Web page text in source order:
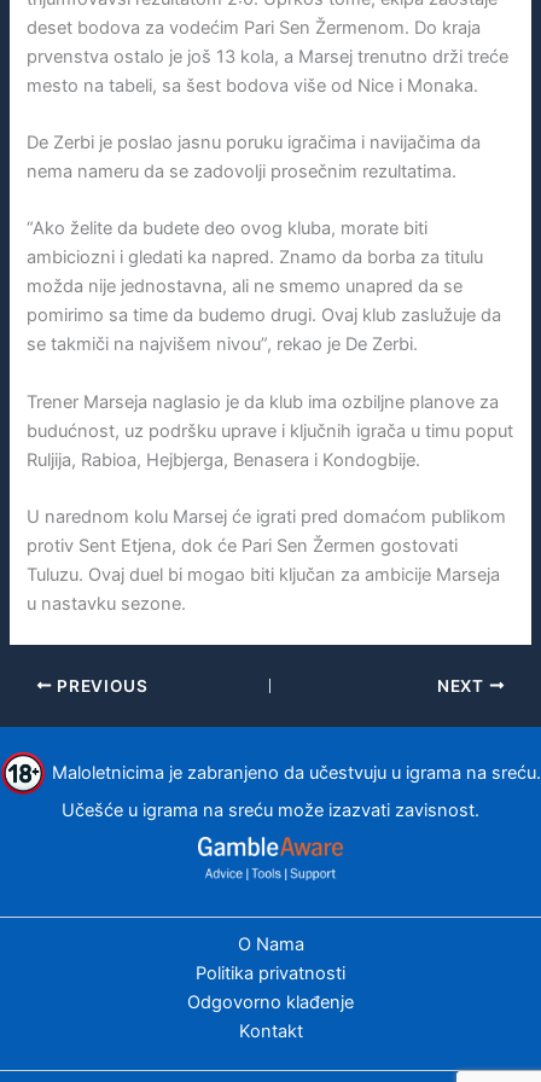
deset bodova za vodećim Pari Sen Žermenom. Do kraja
prvenstva ostalo je još 13 kola, a Marsej trenutno drži treće
mesto na tabeli, sa šest bodova više od Nice i Monaka.
De Zerbi je poslao jasnu poruku igračima i navijačima da
nema nameru da se zadovolji prosečnim rezultatima.
“Ako želite da budete deo ovog kluba, morate biti
ambiciozni i gledati ka napred. Znamo da borba za titulu
možda nije jednostavna, ali ne smemo unapred da se
pomirimo sa time da budemo drugi. Ovaj klub zaslužuje da
se takmiči na najvišem nivou”, rekao je De Zerbi.
Trener Marseja naglasio je da klub ima ozbiljne planove za
budućnost, uz podršku uprave i ključnih igrača u timu poput
Ruljija, Rabioa, Hejbjerga, Benasera i Kondogbije.
U narednom kolu Marsej će igrati pred domaćom publikom
protiv Sent Etjena, dok će Pari Sen Žermen gostovati
Tuluzu. Ovaj duel bi mogao biti ključan za ambicije Marseja
u nastavku sezone.
PREVIOUS NEXT
Maloletnicima je zabranjeno da učestvuju u igrama na sreću.
Učešće u igrama na sreću može izazvati zavisnost.
O Nama
Politika privatnosti
Odgovorno klađenje
Kontakt